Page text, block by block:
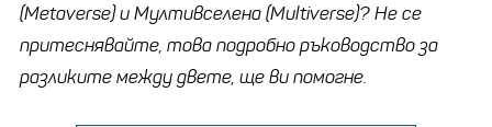
(Metaverse) и Мултивселена (Multiverse)? Не се
притеснявайте, това подробно ръководство за
разликите между двете, ще ви помогне.